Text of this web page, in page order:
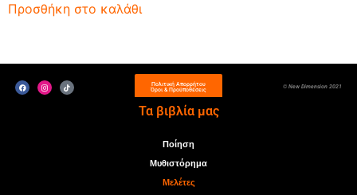
Προσθήκη στο καλάθι
Πολιτική Απορρήτου
Όροι & Προϋποθέσεις
© New Dimension 2021
Τα βιβλία μας
Ποίηση
Μυθιστόρημα
Μελέτες